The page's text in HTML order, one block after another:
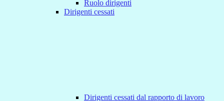
Ruolo dirigenti
Dirigenti cessati
Dirigenti cessati dal rapporto di lavoro